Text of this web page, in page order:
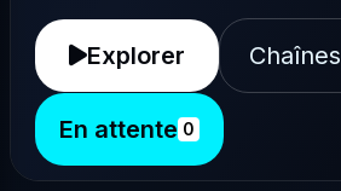
Explorer Chaînes
En attente 0